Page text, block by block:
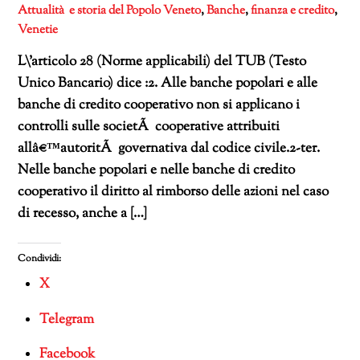
Attualità e storia del Popolo Veneto,Banche,finanza e credito,
Venetie
L\’articolo 28 (Norme applicabili) del TUB (Testo
Unico Bancario) dice :2. Alle banche popolari e alle
banche di credito cooperativo non si applicano i
controlli sulle societÃ cooperative attribuiti
allâ€™autoritÃ governativa dal codice civile.2-ter.
Nelle banche popolari e nelle banche di credito
cooperativo il diritto al rimborso delle azioni nel caso
di recesso, anche a […]
Condividi:
X
Telegram
Facebook